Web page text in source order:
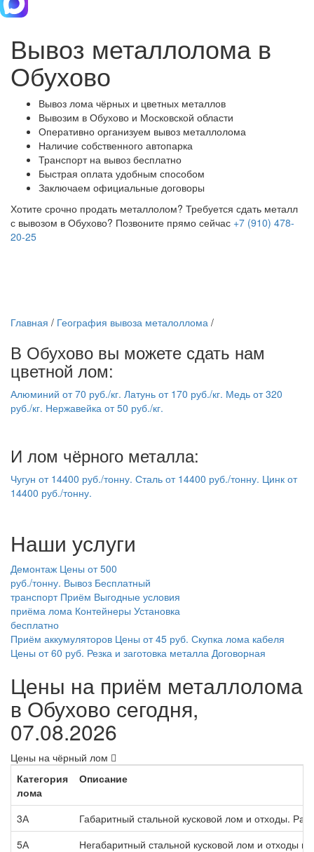
Вывоз металлолома в
Обухово
Вывоз лома чёрных и цветных металлов
Вывозим в Обухово и Московской области
Оперативно организуем вывоз металлолома
Наличие собственного автопарка
Транспорт на вывоз бесплатно
Быстрая оплата удобным способом
Заключаем официальные договоры
Хотите срочно продать металлолом? Требуется сдать металл
с вывозом в Обухово? Позвоните прямо сейчас +7 (910) 478-
20-25
Главная / География вывоза металоллома /
В Обухово вы можете сдать нам
цветной лом:
Алюминий от70 руб./кг. Латунь от 170 руб./кг. Медь от320
руб./кг. Нержавейка от50 руб./кг.
И лом чёрного металла:
Чугун от 14400 руб./тонну. Сталь от 14400 руб./тонну. Цинк от
14400 руб./тонну.
Наши услуги
Демонтаж Цены от 500
руб./тонну. Вывоз Бесплатный
транспорт Приём Выгодные условия
приёма лома Контейнеры Установка
бесплатно
Приём аккумуляторов Цены от 45 руб. Скупка лома кабеля
Цены от 60 руб. Резка и заготовка металла Договорная
Цены на приём металлолома
в Обухово сегодня,
07.08.2026
Цены на чёрный лом
Категория
лома
Описание
3А
Габаритный стальной кусковой лом и отходы.
5А
Негабаритный стальной кусковой лом и